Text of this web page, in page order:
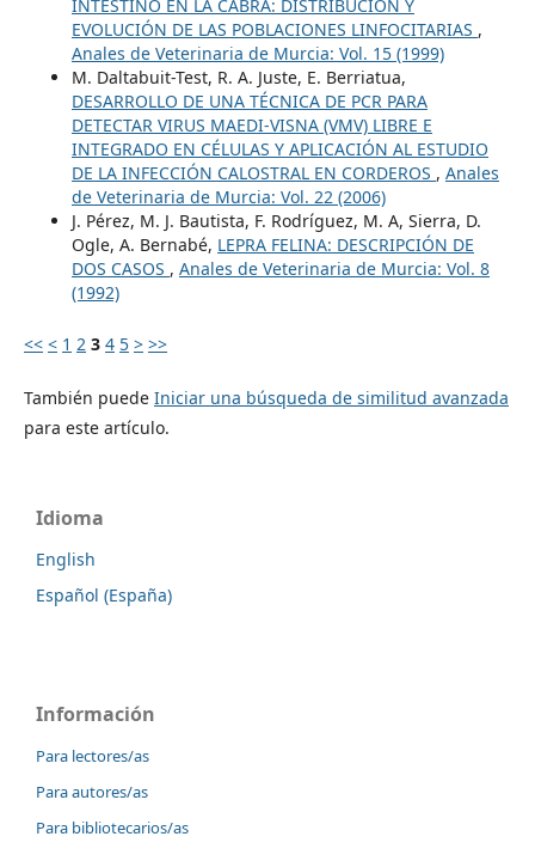
INTESTINO EN LA CABRA: DISTRIBUCIÓN Y
EVOLUCIÓN DE LAS POBLACIONES LINFOCITARIAS ,
Anales de Veterinaria de Murcia: Vol. 15 (1999)
M. Daltabuit-Test, R. A. Juste, E. Berriatua,
DESARROLLO DE UNA TÉCNICA DE PCR PARA
DETECTAR VIRUS MAEDI-VISNA (VMV) LIBRE E
INTEGRADO EN CÉLULAS Y APLICACIÓN AL ESTUDIO
DE LA INFECCIÓN CALOSTRAL EN CORDEROS , Anales
de Veterinaria de Murcia: Vol. 22 (2006)
J. Pérez, M. J. Bautista, F. Rodríguez, M. A, Sierra, D.
Ogle, A. Bernabé, LEPRA FELINA: DESCRIPCIÓN DE
DOS CASOS , Anales de Veterinaria de Murcia: Vol. 8
(1992)
<< < 1 2 3 4 5 > >>
También puede Iniciar una búsqueda de similitud avanzada
para este artículo.
Idioma
English
Español (España)
Información
Para lectores/as
Para autores/as
Para bibliotecarios/as